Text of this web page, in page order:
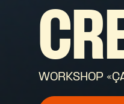
WORKSHOP